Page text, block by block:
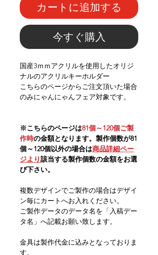
カートに追加する
今すぐ購入
国産3ｍｍアクリルを使用したオリジ
ナルのアクリルキーホルダー
こちらのページからご注文頂いた場合
のみにゃんにゃんフェア対象です。
※こちらのページは81個～120個ご製
作時の金額となります。製作個数が81
個～120個以外の場合は商品詳細ペー
ジより該当する製作個数の金額をお選
び下さい。
複数デザインでご製作の場合はデザイ
ン毎にカートへお入れください。
ご製作データのデータ名を「入稿デー
タ名」へ記載お願い致します。
金具は製作代金に込みとなっておりま
す。